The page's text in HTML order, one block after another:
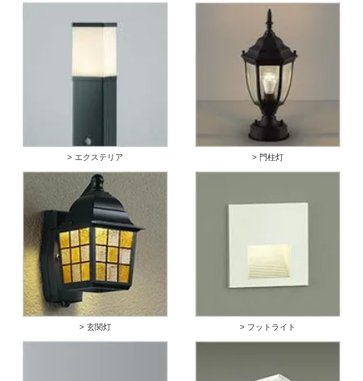
> エクステリア > 門柱灯
> 玄関灯 > フットライト